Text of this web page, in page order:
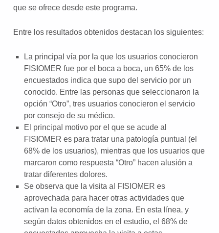
que se ofrece desde este programa.
Entre los resultados obtenidos destacan los siguientes:
La principal vía por la que los usuarios conocieron
FISIOMER fue por el boca a boca, un 65% de los
encuestados indica que supo del servicio por un
conocido. Entre las personas que seleccionaron la
opción “Otro”, tres usuarios conocieron el servicio
por consejo de su médico.
El principal motivo por el que se acude al
FISIOMER es para tratar una patología puntual (el
68% de los usuarios), mientras que los usuarios que
marcaron como respuesta “Otro” hacen alusión a
tratar diferentes dolores.
Se observa que la visita al FISIOMER es
aprovechada para hacer otras actividades que
activan la economía de la zona. En esta línea, y
según datos obtenidos en el estudio, el 68% de